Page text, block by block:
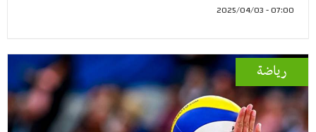
07:00 - 2025/04/03
رياضة